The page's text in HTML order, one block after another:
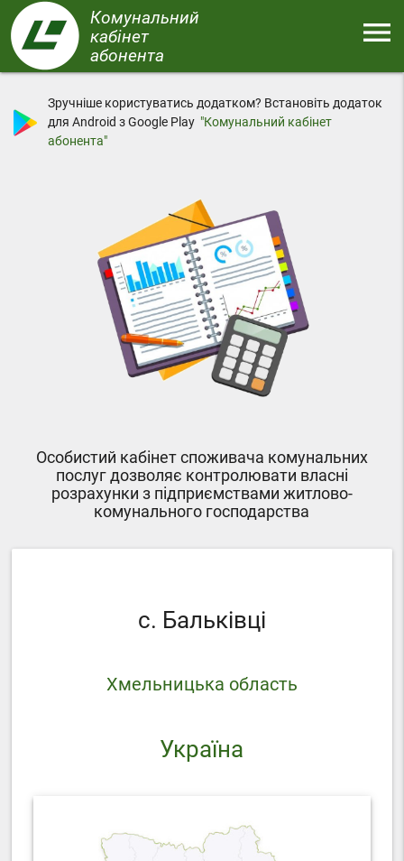
Перейти
до
основного
вмісту
Комунальний
кабінет
абонента
menu
Зручніше користуватись додатком? Встановіть додаток
для Android з Google Play "Комунальний кабінет
абонента"
Особистий кабінет споживача комунальних
послуг дозволяє контролювати власні
розрахунки з підприємствами житлово-
комунального господарства
с. Бальківці
Хмельницька область
Україна